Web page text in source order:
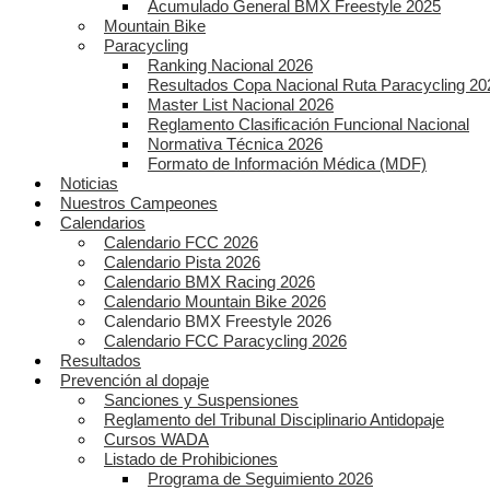
Acumulado General BMX Freestyle 2025
Mountain Bike
Paracycling
Ranking Nacional 2026
Resultados Copa Nacional Ruta Paracycling
Master List Nacional 2026
Reglamento Clasificación Funcional Nacional
Normativa Técnica 2026
Formato de Información Médica (MDF)
Noticias
Nuestros Campeones
Calendarios
Calendario FCC 2026
Calendario Pista 2026
Calendario BMX Racing 2026
Calendario Mountain Bike 2026
Calendario BMX Freestyle 2026
Calendario FCC Paracycling 2026
Resultados
Prevención al dopaje
Sanciones y Suspensiones
Reglamento del Tribunal Disciplinario Antidopaje
Cursos WADA
Listado de Prohibiciones
Programa de Seguimiento 2026